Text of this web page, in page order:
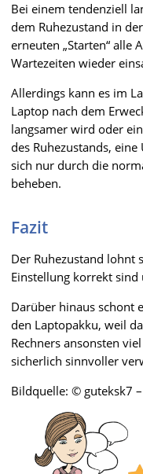
Bei einem tendenziell
dem Ruhezustand in
erneuten „Starten“ alle
Wartezeiten wieder
Allerdings kann es im
Laptop nach dem
langsamer wird oder
des Ruhezustands,
sich nur durch die
beheben.
Fazit
Der Ruhezustand lohnt
Einstellung korrekt
Darüber hinaus schont
den Laptopakku, weil
Rechners ansonsten
sicherlich sinnvoller
Bildquelle: © guteksk7